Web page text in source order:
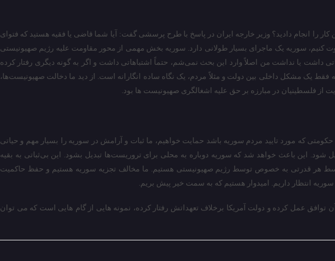
را انجام دادید؟ وزیر خارجه ایران در پاسخ با طرح پرسشی گفت: آیا شما قاضی یا فقیه هستید که فتوای
سوریه یک ماجرای بسیار طولانی دارد. سوریه بخش مهمی از محور مقاومت علیه رژیم صهیونیستی
داشت یا نداشت من اصلاً وارد این بحث نمی‌شم، حتماً اشتباهاتی داشت و اگر به گونه دیگری رفتار کرده
فقط یک مشکل داخلی بین دولت و مثلاً مردم، یک نگاه ساده انگارانه است. از دید ما دخالت صهیونیست‌ها،
از فلسطینیان در مبارزه بر حق علیه اشغالگری صهیونیست ها بود.
که مورد تایید مردم سوریه باشد حمایت خواهیم، ما ثبات و آرامش در سوریه را بسیار مهم و حیاتی
این باعث خواهد شد که سوریه دوباره به محلی برای تروریست‌ها تبدیل بشود. این بی‌ثباتی به بقیه
هر قدرتی به خصوص توسط رژیم صهیونیستی هستیم. ما مخالف تجزیه سوریه هستیم و حفظ حاکمیت
انتظار داریم. امیدوار هستیم که به سمت خیر پیش بریم.
عمل کرده و دولت آمریکا برخلاف تعهداتش رفتار کرده، نمونه هایی از گام هایی است که می توان